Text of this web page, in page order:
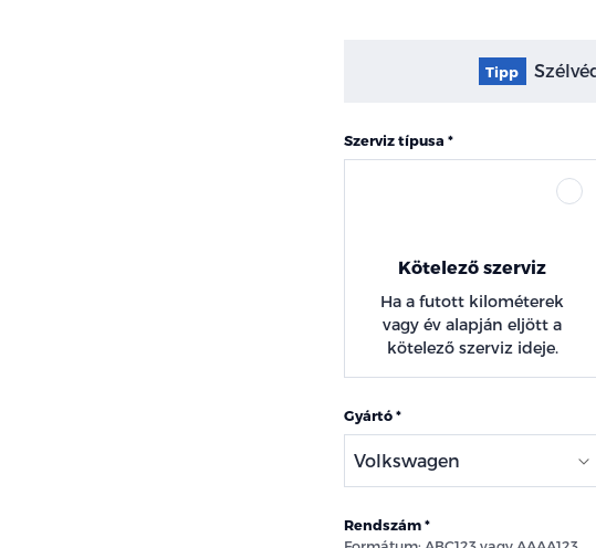
Tipp
Szerviz típusa
Kötelező szerviz
Ha a futott kilométerek
vagy év alapján eljött a
kötelező szerviz ideje.
Gyártó
Rendszám